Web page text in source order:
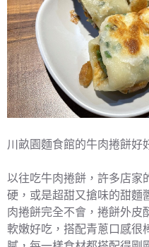
川畝園麵食館的牛肉捲餅好
以往吃牛肉捲餅，許多店家
硬，或是超甜又搶味的甜麵
肉捲餅完全不會，捲餅外皮
軟嫩好吃，搭配青蔥口感很